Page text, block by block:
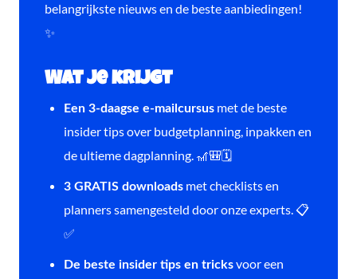
belangrijkste nieuws en de beste aanbiedingen!
✨
Wat je krijgt
Een 3-daagse e-mailcursus met de beste
insider tips over budgetplanning, inpakken en
de ultieme dagplanning. 🎢🎒🗓️
3 GRATIS downloads met checklists en
planners samengesteld door onze experts. 📋
✅
De beste insider tips en tricksvoor een